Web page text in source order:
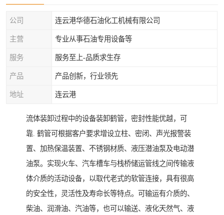
公司 连云港华德石油化工机械有限公司
主营 专业从事石油专用设备等
服务 服务至上-品质求生存
产品 产品创新，行业领先
地址 连云港
流体装卸过程中的设备装卸鹤管，密封性能优越，可
靠. 鹤管可根据客户要求增设立柱、密闭、声光报警装
置、加热保温装置、不锈钢材质、液压潜油泵及电动潜
油泵。实现火车、汽车槽车与栈桥储运管线之间传输液
体介质的活动设备，以取代老式的软管连接，具有很高
的安全性，灵活性及寿命长等特点。可输运有介质的、
柴油、润滑油、汽油等，也可以输送、液化天然气、液